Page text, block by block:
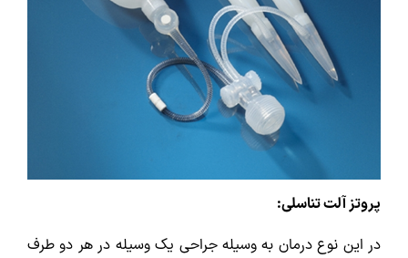
پروتز آلت تناسلی:
در این نوع درمان به وسیله جراحی یک وسیله در هر دو طرف